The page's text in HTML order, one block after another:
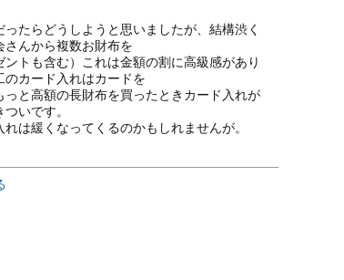
たらどうしようと思いましたが、結構渋く
さんから複数お財布を
トも含む）これは金額の割に高級感があり
のカード入れはカードを
っと高額の長財布を買ったときカード入れが
いです。
は緩くなってくるのかもしれませんが。